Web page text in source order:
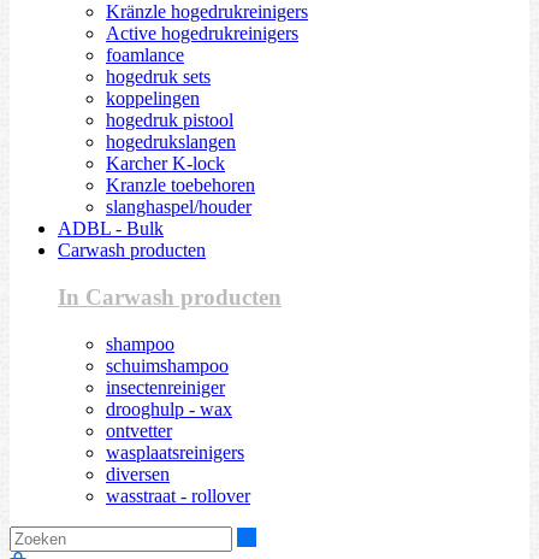
Kränzle hogedrukreinigers
Active hogedrukreinigers
foamlance
hogedruk sets
koppelingen
hogedruk pistool
hogedrukslangen
Karcher K-lock
Kranzle toebehoren
slanghaspel/houder
ADBL - Bulk
Carwash producten
In Carwash producten
shampoo
schuimshampoo
insectenreiniger
drooghulp - wax
ontvetter
wasplaatsreinigers
diversen
wasstraat - rollover